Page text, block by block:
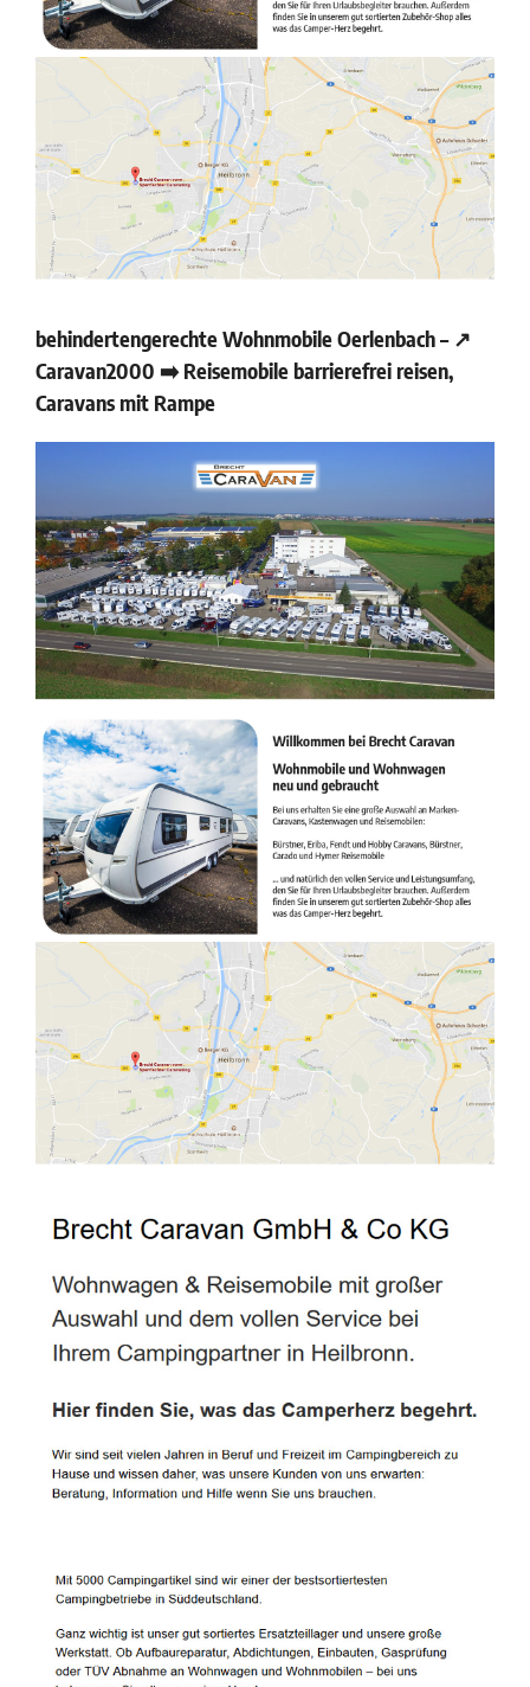
behindertengerechte Wohnmobile Oerlenbach – ↗️
Caravan2000 ➡️ Reisemobile barrierefrei reisen,
Caravans mit Rampe